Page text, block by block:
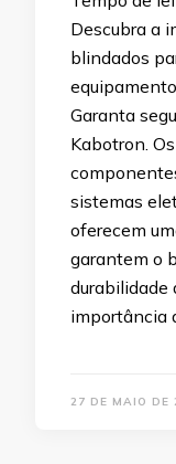
Descubra a
blindados
Garanta
Kabotron.
sistemas
oferecem
garantem o
durabilidade
importância
27 DE MAIO DE